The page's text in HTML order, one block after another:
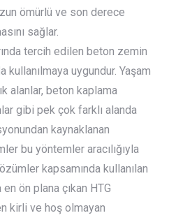
ömürlü ve son derece
sağlar.
tercih edilen beton zemin
uygundur. Yaşam
alanlar, beton kaplama
gibi pek çok farklı alanda
kaynaklanan
bu yöntemler aracılığıyla
kapsamında kullanılan
ön plana çıkan HTG
kirli ve hoş olmayan